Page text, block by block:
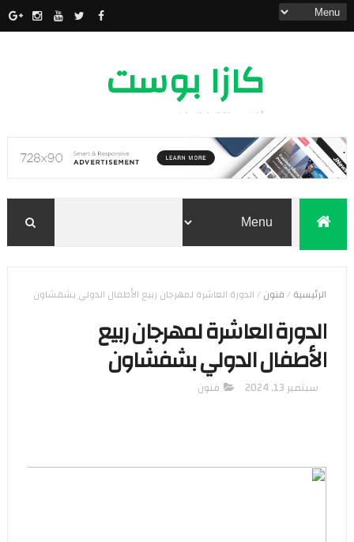
كازا بوست
أخبار مدينة الدار البيضاء
الرئيسية/فنون/الدورة العاشرة لمهرجان ربيع الأطفال الدولي بشفشاون
الدورة العاشرة لمهرجان ربيع
الأطفال الدولي بشفشاون
سبتمبر 13, 2024 فنون